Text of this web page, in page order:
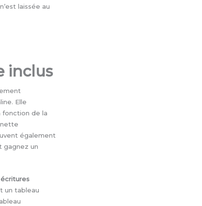
laissée au
inclus
Elle
fonction de la
également
gagnez un
un tableau